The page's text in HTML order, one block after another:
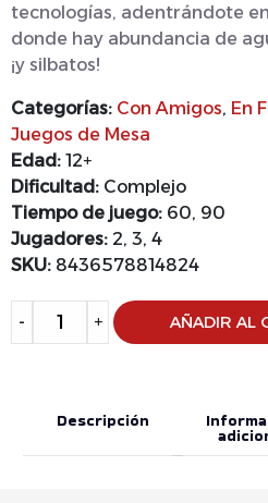
tecnologías, adentrándote
donde hay abundancia de
¡y silbatos!
Categorías: Con Amigos, En
Juegos de Mesa
Edad: 12+
Dificultad: Complejo
Tiempo de juego: 60, 90
Jugadores: 2, 3, 4
SKU: 8436578814824
- + AÑADIR AL
Alternative:
Descripción